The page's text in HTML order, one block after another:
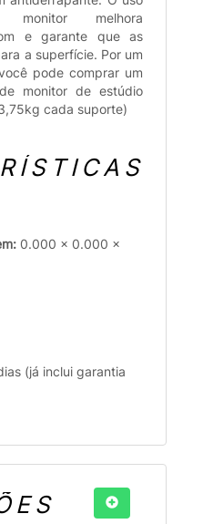
melhora
e garante que as
a superfície. Por um
pode comprar um
monitor de estúdio
cada suporte)
0.000 x 0.000 x
(já inclui garantia